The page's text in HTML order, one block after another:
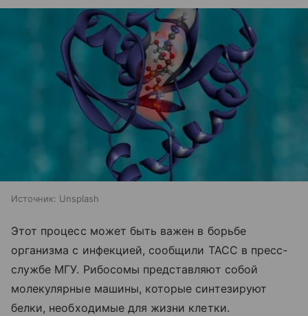
Источник: Unsplash
Этот процесс может быть важен в борьбе
организма с инфекцией, сообщили ТАСС в пресс-
службе МГУ. Рибосомы представляют собой
молекулярные машины, которые синтезируют
белки, необходимые для жизни клетки.